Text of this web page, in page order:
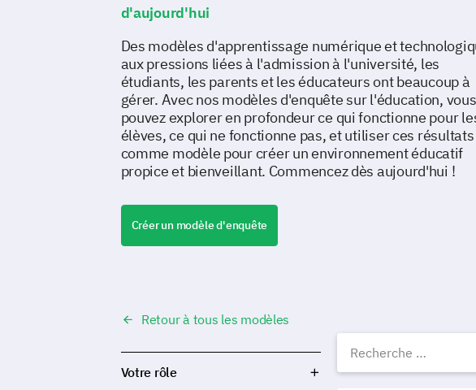
d'aujourd'hui
Des modèles d'apprentissage numérique et
aux pressions liées à l'admission à l'université, les
étudiants, les parents et les éducateurs ont beaucoup à
gérer. Avec nos modèles d'enquête sur l'éducation, vous
pouvez explorer en profondeur ce qui fonctionne pour
élèves, ce qui ne fonctionne pas, et utiliser ces résultats
comme modèle pour créer un environnement éducatif
propice et bienveillant. Commencez dès aujourd'hui !
Créer un modèle d'enquête
Retour à tous les modèles
Votre rôle